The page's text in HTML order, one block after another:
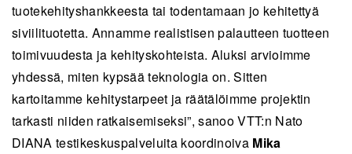
Nato DIANA -testikeskukset auttavat yrityksiä
kehitystyössä, kuten tuotteen toimivuuden
validoinnissa, markkina-aseman
vahvistamisessa ja uusien kaupallisten
mahdollisuuksien tunnistamisessa.
Tiivistelmä on tekoälyn tekemä ja ihmisen tarkistama.
tuotekehityshankkeesta tai todentamaan jo kehitettyä
siviilituotetta. Annamme realistisen palautteen tuotteen
toimivuudesta ja kehityskohteista. Aluksi arvioimme
yhdessä, miten kypsää teknologia on. Sitten
kartoitamme kehitystarpeet ja räätälöimme projektin
tarkasti niiden ratkaisemiseksi”, sanoo VTT:n Nato
DIANA testikeskuspalveluita koordinoiva Mika